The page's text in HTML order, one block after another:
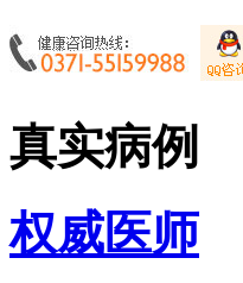
真实病例
权威医师